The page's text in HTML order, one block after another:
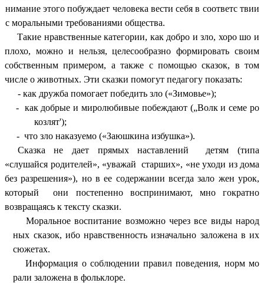
нимание этого побуждает человека вести себя в соответс твии
с моральными требованиями общества.
Такие нравственные категории, как добро и зло, хоро шо и
плохо, можно и нельзя, целесообразно формировать своим
собственным примером, а также с помощью сказок, в том
числе о животных. Эти сказки помогут педагогу показать:
- как дружба помогает победить зло («Зимовье»);
- как добрые и миролюбивые побеждают („Волк и семе ро
козлят');
- что зло наказуемо («Заюшкина избушка»).
Сказка не дает прямых наставлений детям (типа
«слушайся родителей», «уважай старших», «не уходи из дома
без разрешения»), но в ее содержании всегда зало жен урок,
который они постепенно воспринимают, мно гократно
возвращаясь к тексту сказки.
Моральное воспитание возможно через все виды народ
ных сказок, ибо нравственность изначально заложена в их
сюжетах.
Информация о соблюдении правил поведения, норм мо
рали заложена в фольклоре.